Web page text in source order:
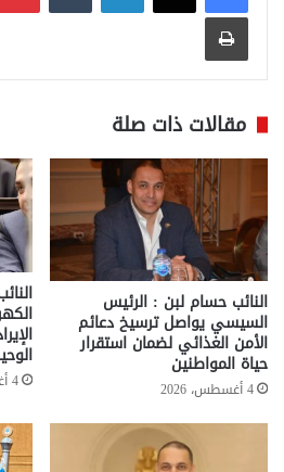
طباعة
مقالات ذات صلة
النائب حسام لبن : الرئيس
السيسي يواصل ترسيخ دعائم
الأمن الغذائي لضمان استقرار
حياة المواطنين
4 أغسطس، 2026 4 أغسطس، 2026